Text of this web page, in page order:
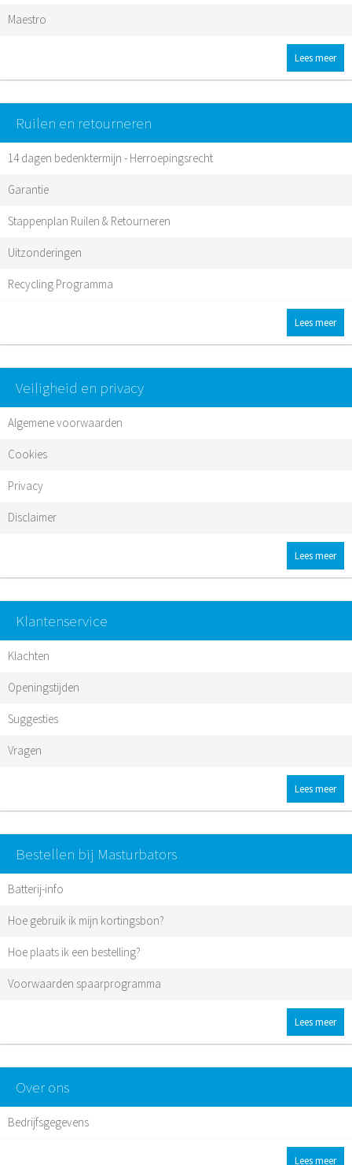
Maestro
Lees meer
Ruilen en retourneren
14 dagen bedenktermijn - Herroepingsrecht
Garantie
Stappenplan Ruilen & Retourneren
Uitzonderingen
Recycling Programma
Lees meer
Veiligheid en privacy
Algemene voorwaarden
Cookies
Privacy
Disclaimer
Lees meer
Klantenservice
Klachten
Openingstijden
Suggesties
Vragen
Lees meer
Bestellen bij Masturbators
Batterij-info
Hoe gebruik ik mijn kortingsbon?
Hoe plaats ik een bestelling?
Voorwaarden spaarprogramma
Lees meer
Over ons
Bedrijfsgegevens
Lees meer